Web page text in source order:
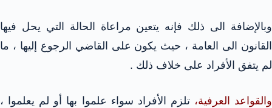
وبالإضافة الى ذلك فإنه يتعين مراعاة الحالة التي يحل فيها
القانون الى العامة ، حيث يكون على القاضي الرجوع إليها ، ما
لم يتفق الأفراد على خلاف ذلك .
والقواعد العرفية، تلزم الأفراد سواء علموا بها أو لم يعلموا ،